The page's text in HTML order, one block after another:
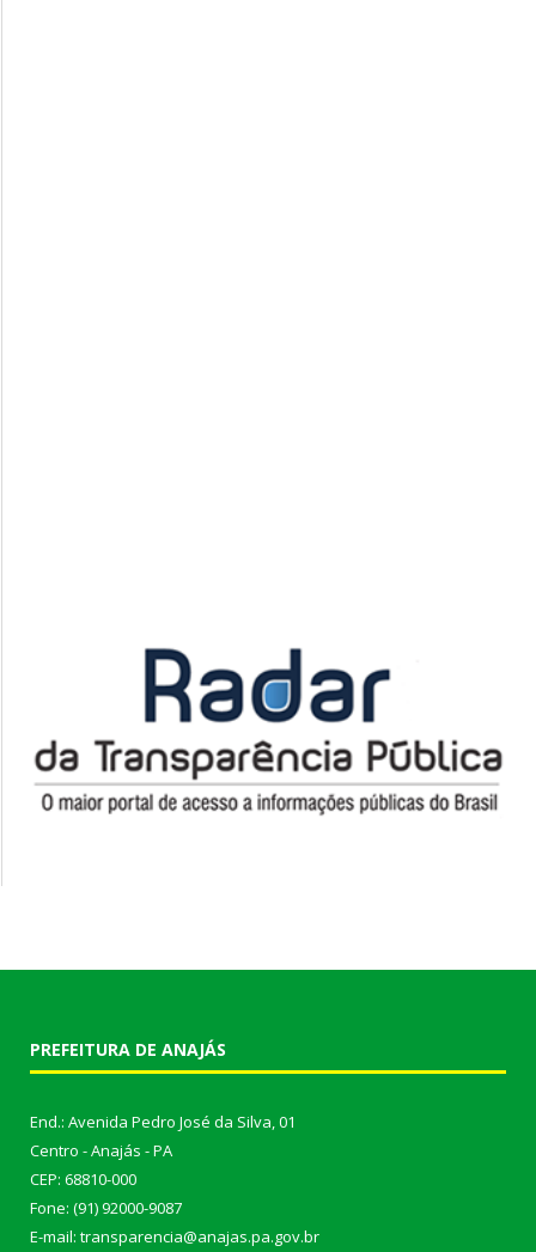
PREFEITURA DE ANAJÁS
End.: Avenida Pedro José da Silva, 01
Centro - Anajás - PA
CEP: 68810-000
Fone: (91) 92000-9087
E-mail: transparencia@anajas.pa.gov.br